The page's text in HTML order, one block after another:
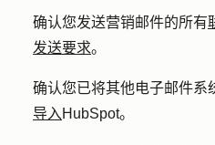
确认您发送营销邮件的所有
发送要求。
确认您已将其他电子邮件系
导入 HubSpot。